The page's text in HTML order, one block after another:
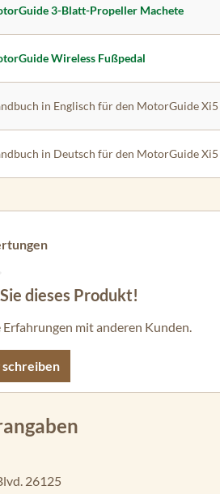
3-Blatt-Propeller Machete
Wireless Fußpedal
in Englisch für den MotorGuide Xi5
in Deutsch für den MotorGuide Xi5
Bewertung von 0 von 5 Sternen
dieses Produkt!
Erfahrungen mit anderen Kunden.
26125